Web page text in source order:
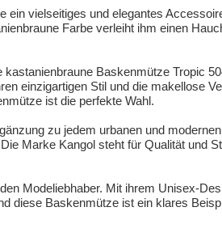
vielseitiges und elegantes
Farbe verleiht ihm einen
Baskenmütze Tropic
einzigartigen Stil und die makellose
ist die perfekte Wahl.
zu jedem urbanen und
Marke Kangol steht für Qualität und
Modeliebhaber. Mit ihrem Unisex-
diese Baskenmütze ist ein klares